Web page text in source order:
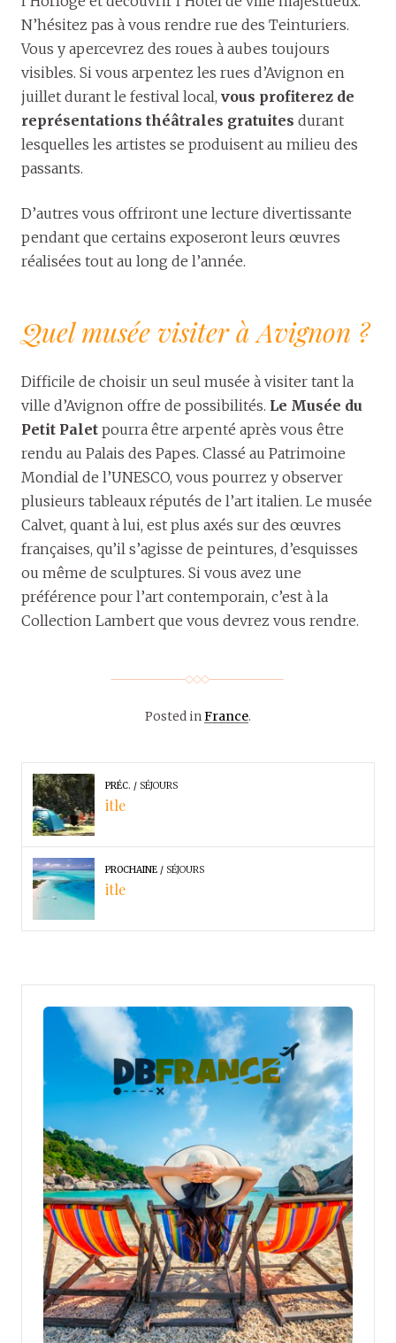
N’hésitez pas à vous rendre rue des Teinturiers.
Vous y apercevrez des roues à aubes toujours
visibles. Si vous arpentez les rues d’Avignon en
juillet durant le festival local, vous profiterez de
représentations théâtrales gratuites durant
lesquelles les artistes se produisent au milieu des
passants.
D’autres vous offriront une lecture divertissante
pendant que certains exposeront leurs œuvres
réalisées tout au long de l’année.
Quel musée visiter à Avignon ?
Difficile de choisir un seul musée à visiter tant la
ville d’Avignon offre de possibilités. Le Musée du
Petit Palet pourra être arpenté après vous être
rendu au Palais des Papes. Classé au Patrimoine
Mondial de l’UNESCO, vous pourrez y observer
plusieurs tableaux réputés de l’art italien. Le musée
Calvet, quant à lui, est plus axés sur des œuvres
françaises, qu’il s’agisse de peintures, d’esquisses
ou même de sculptures. Si vous avez une
préférence pour l’art contemporain, c’est à la
Collection Lambert que vous devrez vous rendre.
Posted inFrance.
PRÉC. SÉJOURS
itle
PROCHAINE SÉJOURS
itle